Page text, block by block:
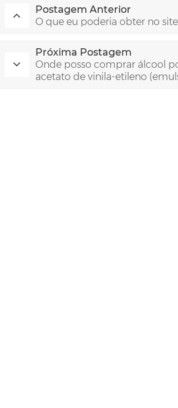
Postagem Anterior
O que eu poderia obter no
Próxima Postagem
Onde posso comprar álcool
acetato de vinila-etileno